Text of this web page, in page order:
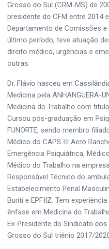
Grosso do Sul (CRM-MS) de
presidente do CFM entre 2014
Departamento de Comissões
último período, teve atuação
direito médico, urgências e
outras.
Dr. Flávio nasceu em
Medicina pela ANHANGUERA-
Medicina do Trabalho com
Cursou pós-graduação em
FUNORTE, sendo membro
Médico do CAPS III Aero
Emergência Psiquiátrica,
Médico do Trabalho na
Responsável Técnico do
Estabelecimento Penal
Buriti e EPFIIZ. Tem
ênfase em Medicina do
Ex-Presidente do Sindicato
Grosso do Sul triênio 2017/